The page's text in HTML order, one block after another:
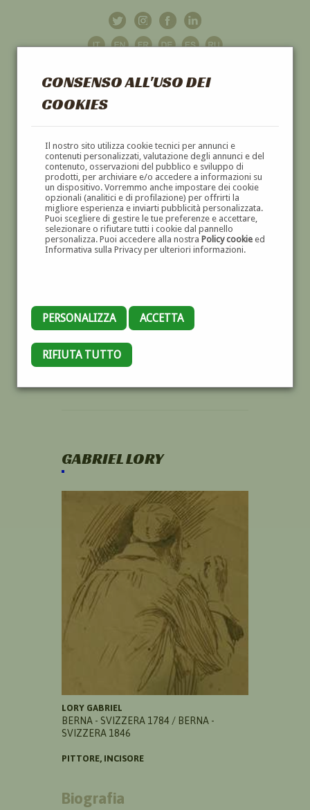
CONSENSO ALL'USO DEI
COOKIES
Il nostro sito utilizza cookie tecnici per annunci e
contenuti personalizzati, valutazione degli annunci e del
contenuto, osservazioni del pubblico e sviluppo di
prodotti, per archiviare e/o accedere a informazioni su
un dispositivo. Vorremmo anche impostare dei cookie
opzionali (analitici e di profilazione) per offrirti la
migliore esperienza e inviarti pubblicità personalizzata.
Puoi scegliere di gestire le tue preferenze e accettare,
selezionare o rifiutare tutti i cookie dal pannello
personalizza. Puoi accedere alla nostra Policy cookieed
Informativa sulla Privacy per ulteriori informazioni.
PERSONALIZZA ACCETTA
RIFIUTA TUTTO
GALLERIAD'ARTE
DIPINTI E SCULTURE '800 E '900
GABRIEL LORY
LORY GABRIEL
BERNA - SVIZZERA 1784 / BERNA -
SVIZZERA 1846
PITTORE, INCISORE
Biografia